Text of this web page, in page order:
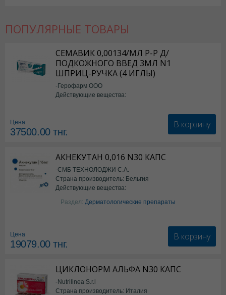
ПОПУЛЯРНЫЕ ТОВАРЫ
СЕМАВИК 0,00134/МЛ Р-Р Д/
ПОДКОЖНОГО ВВЕД 3МЛ N1
ШПРИЦ-РУЧКА (4 ИГЛЫ)
-Герофарм ООО
Действующие вещества:
Цена
37500.00тнг.
В корзину
АКНЕКУТАН 0,016 N30 КАПС
-СМБ ТЕХНОЛОДЖИ С.А.
Страна производитель: Бельгия
Действующие вещества:
Изотретиноин
Раздел: Дерматологические препараты
Цена
19079.00тнг.
В корзину
ЦИКЛОНОРМ АЛЬФА N30 КАПС
-Nutrilinea S.r.l
Страна производитель: Италия